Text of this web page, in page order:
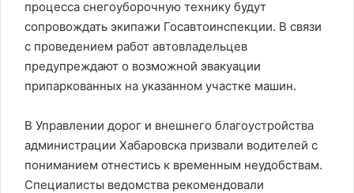
процесса снегоуборочную технику будут
сопровождать экипажи Госавтоинспекции. В связи
с проведением работ автовладельцев
предупреждают о возможной эвакуации
припаркованных на указанном участке машин.
В Управлении дорог и внешнего благоустройства
администрации Хабаровска призвали водителей с
пониманием отнестись к временным неудобствам.
Специалисты ведомства рекомендовали